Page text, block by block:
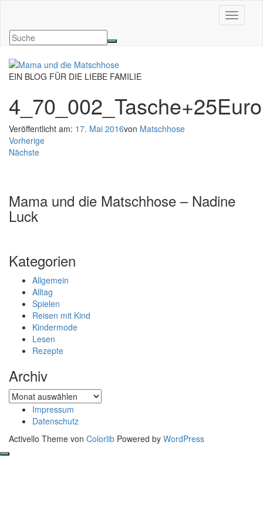
EIN BLOG FÜR DIE LIEBE FAMILIE
4_70_002_Tasche+25Euro
Veröffentlicht am: 17. Mai 2016von Matschhose
Vorherige
Nächste
Mama und die Matschhose – Nadine
Luck
Kategorien
Allgemein
Alltag
Spielen
Reisen mit Kind
Kindermode
Lesen
Rezepte
Archiv
Archiv
Impressum
Datenschutz
Activello Theme von Colorlib Powered by WordPress